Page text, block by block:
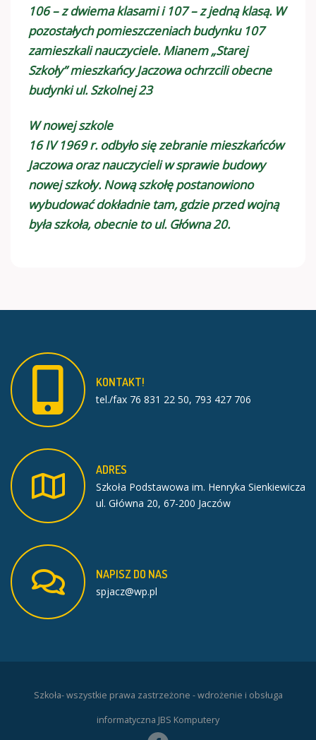
106 – z dwiema klasami i 107 – z jedną klasą. W
pozostałych pomieszczeniach budynku 107
zamieszkali nauczyciele. Mianem „Starej
Szkoły” mieszkańcy Jaczowa ochrzcili obecne
budynki ul. Szkolnej 23
W nowej szkole
16 IV 1969 r. odbyło się zebranie mieszkańców
Jaczowa oraz nauczycieli w sprawie budowy
nowej szkoły. Nową szkołę postanowiono
wybudować dokładnie tam, gdzie przed wojną
była szkoła, obecnie to ul. Główna 20.
KONTAKT!
tel./fax 76 831 22 50, 793 427 706
ADRES
Szkoła Podstawowa im. Henryka Sienkiewicza
ul. Główna 20, 67-200 Jaczów
NAPISZDO NAS
spjacz@wp.pl
Szkoła- wszystkie prawa zastrzeżone - wdrożenie i obsługa
informatyczna JBS Komputery